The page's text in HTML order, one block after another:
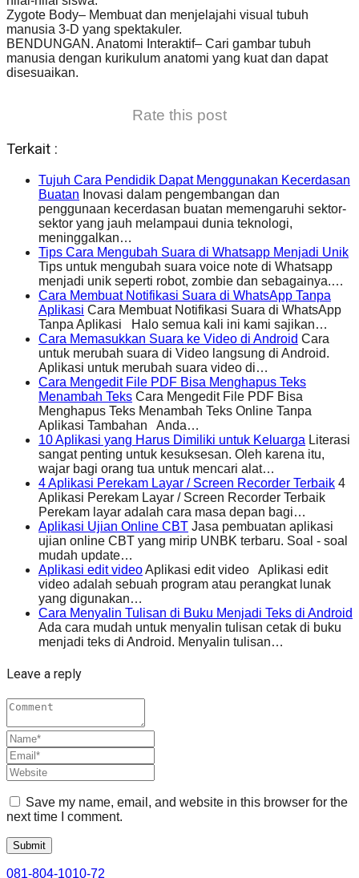
Zygote Body– Membuat dan menjelajahi visual tubuh
manusia 3-D yang spektakuler.
BENDUNGAN. Anatomi Interaktif– Cari gambar tubuh
manusia dengan kurikulum anatomi yang kuat dan dapat
disesuaikan.
Rate this post
Terkait :
Tujuh Cara Pendidik Dapat Menggunakan Kecerdasan
Buatan Inovasi dalam pengembangan dan
penggunaan kecerdasan buatan memengaruhi sektor-
sektor yang jauh melampaui dunia teknologi,
meninggalkan…
Tips Cara Mengubah Suara di Whatsapp Menjadi Unik
Tips untuk mengubah suara voice note di Whatsapp
menjadi unik seperti robot, zombie dan sebagainya.…
Cara Membuat Notifikasi Suara di WhatsApp Tanpa
Aplikasi Cara Membuat Notifikasi Suara di WhatsApp
Tanpa Aplikasi Halo semua kali ini kami sajikan…
Cara Memasukkan Suara ke Video di Android Cara
untuk merubah suara di Video langsung di Android.
Aplikasi untuk merubah suara video di…
Cara Mengedit File PDF Bisa Menghapus Teks
Menambah Teks Cara Mengedit File PDF Bisa
Menghapus Teks Menambah Teks Online Tanpa
Aplikasi Tambahan Anda…
10 Aplikasi yang Harus Dimiliki untuk Keluarga Literasi
sangat penting untuk kesuksesan. Oleh karena itu,
wajar bagi orang tua untuk mencari alat…
4 Aplikasi Perekam Layar / Screen Recorder Terbaik 4
Aplikasi Perekam Layar / Screen Recorder Terbaik
Perekam layar adalah cara masa depan bagi…
Aplikasi Ujian Online CBT Jasa pembuatan aplikasi
ujian online CBT yang mirip UNBK terbaru. Soal - soal
mudah update…
Aplikasi edit videoAplikasi edit video Aplikasi edit
video adalah sebuah program atau perangkat lunak
yang digunakan…
Cara Menyalin Tulisan di Buku Menjadi Teks di Android
Ada cara mudah untuk menyalin tulisan cetak di buku
menjadi teks di Android. Menyalin tulisan…
Leave a reply
Save my name, email, and website in this browser for the
next time I comment.
081-804-1010-72